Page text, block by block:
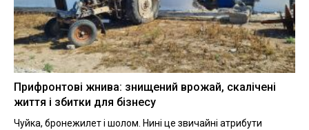
Прифронтові жнива: знищений врожай, скалічені
життя і збитки для бізнесу
Чуйка, бронежилет і шолом. Нині це звичайні атрибути